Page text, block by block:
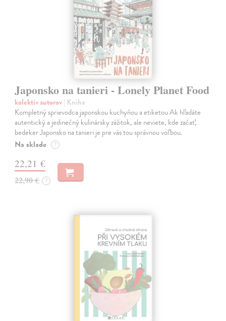
Japonsko na tanieri - Lonely Planet Food
kolektív autorov| Kniha
Kompletný sprievodca japonskou kuchyňou a etiketou Ak hľadáte
autentický a jedinečný kulinársky zážitok, ale neviete, kde začať,
bedeker Japonsko na tanieri je pre vás tou správnou voľbou.
Na sklade ?
22,21 €
22,90 € ?